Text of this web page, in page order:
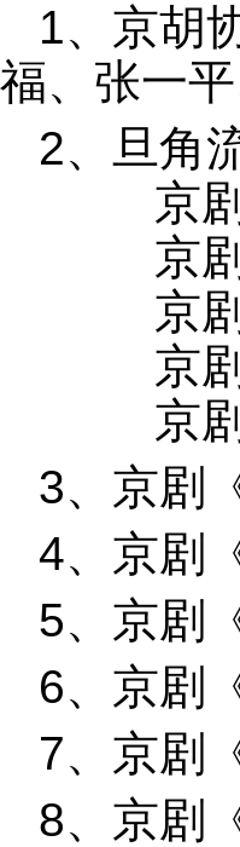
1、京胡
福、张一
2、旦角
京剧《
京剧《
京剧《
京剧《
京剧《
3、京剧
4、京剧
5、京剧
6、京剧
7、京剧
8、京剧